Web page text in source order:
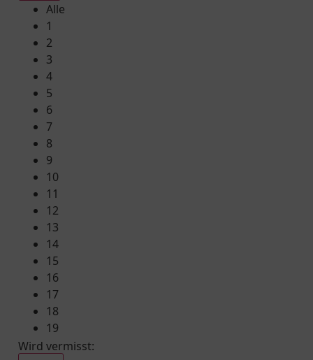
Alle
1
2
3
4
5
6
7
8
9
10
11
12
13
14
15
16
17
18
19
Wird vermisst: